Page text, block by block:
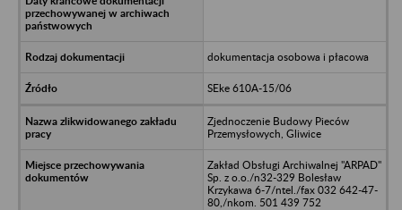
dokumentacja osobowa i płacowa
SEke 610A-15/06
Zjednoczenie Budowy Pieców
Przemysłowych, Gliwice
Zakład Obsługi Archiwalnej "ARPAD"
Sp. z o.o./n32-329 Bolesław
Krzykawa 6-7/ntel./fax 032 642-47-
80,/nkom. 501 439 752